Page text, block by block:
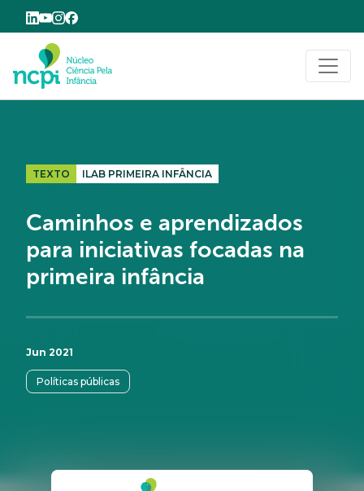
TEXTO ILAB PRIMEIRA INFÂNCIA
Caminhos e aprendizados
para iniciativas focadas na
primeira infância
Jun 2021
Políticas públicas